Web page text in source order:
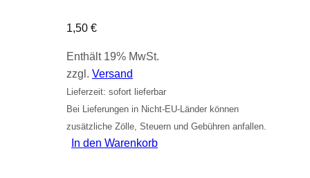
1,50 €
Enthält 19% MwSt.
zzgl. Versand
Lieferzeit: sofort lieferbar
Bei Lieferungen in Nicht-EU-Länder können
zusätzliche Zölle, Steuern und Gebühren anfallen.
In den Warenkorb